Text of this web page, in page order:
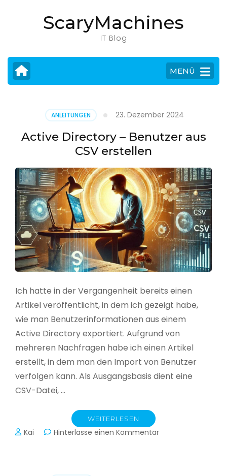
drücken)
ScaryMachines
IT Blog
MENÜ
ANLEITUNGEN 23. Dezember 2024
Active Directory – Benutzer aus
CSV erstellen
Ich hatte in der Vergangenheit bereits einen
Artikel veröffentlicht, in dem ich gezeigt habe,
wie man Benutzerinformationen aus einem
Active Directory exportiert. Aufgrund von
mehreren Nachfragen habe ich einen Artikel
erstellt, in dem man den Import von Benutzer
verfolgen kann. Als Ausgangsbasis dient eine
CSV-Datei, …
WEITERLESEN
Kai Hinterlasse einen Kommentarzu